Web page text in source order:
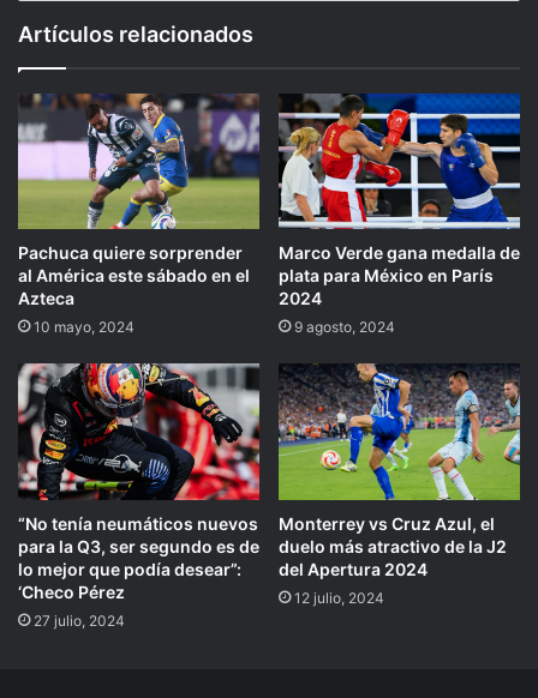
Artículos relacionados
Pachuca quiere sorprender
al América este sábado en el
Azteca
10 mayo, 2024
Marco Verde gana medalla de
plata para México en París
2024
9 agosto, 2024
“No tenía neumáticos nuevos
para la Q3, ser segundo es de
lo mejor que podía desear”:
‘Checo Pérez
27 julio, 2024
Monterrey vs Cruz Azul, el
duelo más atractivo de la J2
del Apertura 2024
12 julio, 2024